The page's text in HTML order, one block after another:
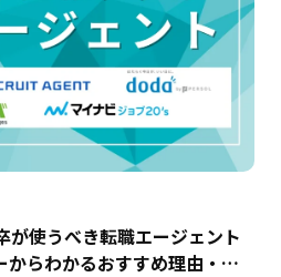
が使うべき転職エージェント
らわかるおすすめ理由・サ